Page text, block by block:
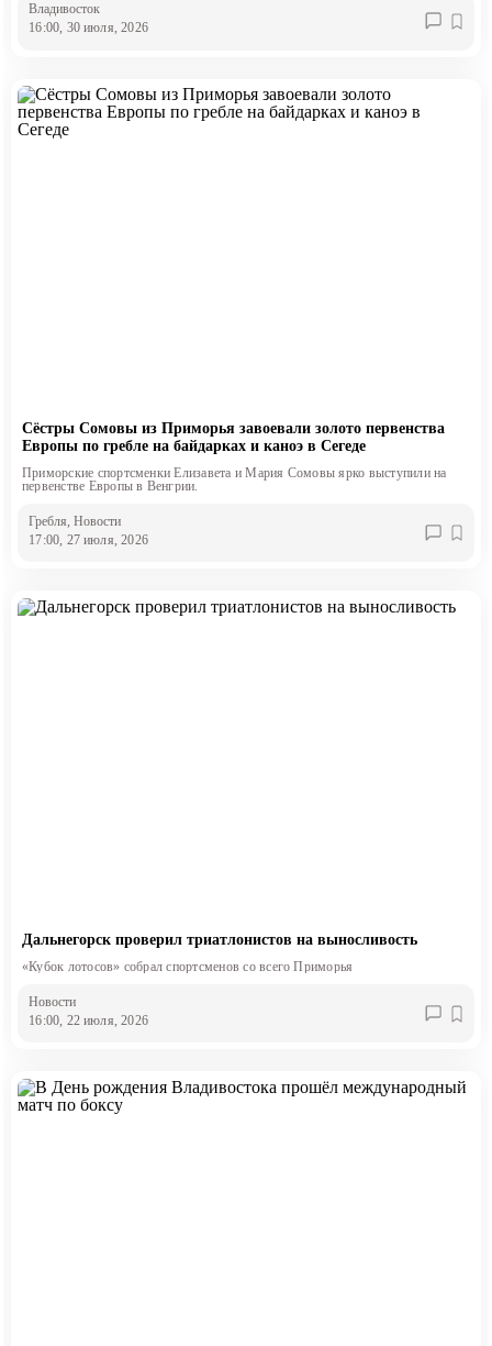
Владивосток
16:00, 30 июля, 2026
Сёстры Сомовы из Приморья завоевали золото первенства
Европы по гребле на байдарках и каноэ в Сегеде
Приморские спортсменки Елизавета и Мария Сомовы ярко выступили на
первенстве Европы в Венгрии.
Гребля , Новости
17:00, 27 июля, 2026
Дальнегорск проверил триатлонистов на выносливость
«Кубок лотосов» собрал спортсменов со всего Приморья
Новости
16:00, 22 июля, 2026